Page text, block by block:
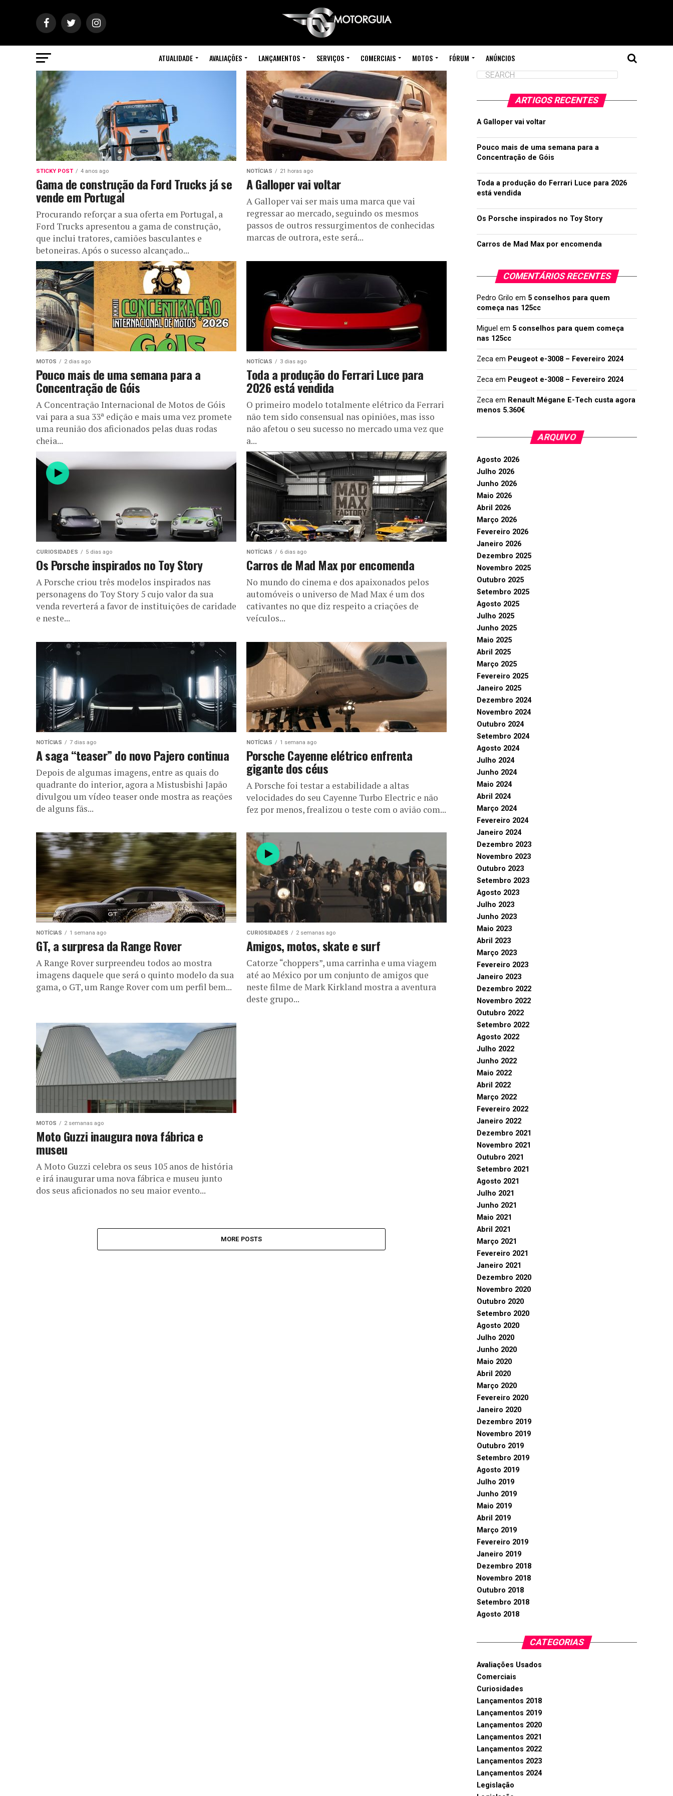
ATUALIDADE AVALIAÇÕES LANÇAMENTOS SERVIÇOS COMERCIAIS MOTOS FÓRUM ANÚNCIOS
STICKY POST 4 anos ago
Gama de construção da Ford Trucks já se
vende em Portugal
Procurando reforçar a sua oferta em Portugal, a
Ford Trucks apresentou a gama de construção,
que inclui tratores, camiões basculantes e
betoneiras. Após o sucesso alcançado...
NOTÍCIAS 21 horas ago
A Galloper vai voltar
A Galloper vai ser mais uma marca que vai
regressar ao mercado, seguindo os mesmos
passos de outros ressurgimentos de conhecidas
marcas de outrora, este será...
MOTOS 2 dias ago
Pouco mais de uma semana para a
Concentração de Góis
A Concentração Internacional de Motos de Góis
vai para a sua 33ª edição e mais uma vez promete
uma reunião dos aficionados pelas duas rodas
cheia...
NOTÍCIAS 3 dias ago
Toda a produção do Ferrari Luce para
2026 está vendida
O primeiro modelo totalmente elétrico da Ferrari
não tem sido consensual nas opiniões, mas isso
não afetou o seu sucesso no mercado uma vez que
a...
CURIOSIDADES 5 dias ago
Os Porsche inspirados no Toy Story
A Porsche criou três modelos inspirados nas
personagens do Toy Story 5 cujo valor da sua
venda reverterá a favor de instituições de caridade
e neste...
NOTÍCIAS 6 dias ago
Carros de Mad Max por encomenda
No mundo do cinema e dos apaixonados pelos
automóveis o universo de Mad Max é um dos
cativantes no que diz respeito a criações de
veículos...
NOTÍCIAS 7 dias ago
A saga “teaser” do novo Pajero continua
Depois de algumas imagens, entre as quais do
quadrante do interior, agora a Mistusbishi Japão
divulgou um vídeo teaser onde mostra as reações
de alguns fãs...
NOTÍCIAS 1 semana ago
Porsche Cayenne elétrico enfrenta
gigante dos céus
A Porsche foi testar a estabilidade a altas
velocidades do seu Cayenne Turbo Electric e não
fez por menos, frealizou o teste com o avião com...
NOTÍCIAS 1 semana ago
GT, a surpresa da Range Rover
A Range Rover surpreendeu todos ao mostra
imagens daquele que será o quinto modelo da sua
gama, o GT, um Range Rover com um perfil bem...
CURIOSIDADES 2 semanas ago
Amigos, motos, skate e surf
Catorze “choppers”, uma carrinha e uma viagem
até ao México por um conjunto de amigos que
neste filme de Mark Kirkland mostra a aventura
deste grupo...
MOTOS 2 semanas ago
Moto Guzzi inaugura nova fábrica e
museu
A Moto Guzzi celebra os seus 105 anos de história
e irá inaugurar uma nova fábrica e museu junto
dos seus aficionados no seu maior evento...
MORE POSTS
ARTIGOS RECENTES
A Galloper vai voltar
Pouco mais de uma semana para a
Concentração de Góis
Toda a produção do Ferrari Luce para 2026
está vendida
Os Porsche inspirados no Toy Story
Carros de Mad Max por encomenda
COMENTÁRIOS RECENTES
Pedro Grilo em 5 conselhos para quem
começa nas 125cc
Miguel em 5 conselhos para quem começa
nas 125cc
Zeca em Peugeot e-3008 – Fevereiro 2024
Zeca em Peugeot e-3008 – Fevereiro 2024
Zeca em Renault Mégane E-Tech custa agora
menos 5.360€
ARQUIVO
Agosto 2026
Julho 2026
Junho 2026
Maio 2026
Abril 2026
Março 2026
Fevereiro 2026
Janeiro 2026
Dezembro 2025
Novembro 2025
Outubro 2025
Setembro 2025
Agosto 2025
Julho 2025
Junho 2025
Maio 2025
Abril 2025
Março 2025
Fevereiro 2025
Janeiro 2025
Dezembro 2024
Novembro 2024
Outubro 2024
Setembro 2024
Agosto 2024
Julho 2024
Junho 2024
Maio 2024
Abril 2024
Março 2024
Fevereiro 2024
Janeiro 2024
Dezembro 2023
Novembro 2023
Outubro 2023
Setembro 2023
Agosto 2023
Julho 2023
Junho 2023
Maio 2023
Abril 2023
Março 2023
Fevereiro 2023
Janeiro 2023
Dezembro 2022
Novembro 2022
Outubro 2022
Setembro 2022
Agosto 2022
Julho 2022
Junho 2022
Maio 2022
Abril 2022
Março 2022
Fevereiro 2022
Janeiro 2022
Dezembro 2021
Novembro 2021
Outubro 2021
Setembro 2021
Agosto 2021
Julho 2021
Junho 2021
Maio 2021
Abril 2021
Março 2021
Fevereiro 2021
Janeiro 2021
Dezembro 2020
Novembro 2020
Outubro 2020
Setembro 2020
Agosto 2020
Julho 2020
Junho 2020
Maio 2020
Abril 2020
Março 2020
Fevereiro 2020
Janeiro 2020
Dezembro 2019
Novembro 2019
Outubro 2019
Setembro 2019
Agosto 2019
Julho 2019
Junho 2019
Maio 2019
Abril 2019
Março 2019
Fevereiro 2019
Janeiro 2019
Dezembro 2018
Novembro 2018
Outubro 2018
Setembro 2018
Agosto 2018
CATEGORIAS
Avaliações Usados
Comerciais
Curiosidades
Lançamentos 2018
Lançamentos 2019
Lançamentos 2020
Lançamentos 2021
Lançamentos 2022
Lançamentos 2023
Lançamentos 2024
Legislação